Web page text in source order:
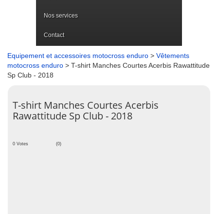
Nos services
Contact
Equipement et accessoires motocross enduro > Vêtements
motocross enduro > T-shirt Manches Courtes Acerbis Rawattitude
Sp Club - 2018
T-shirt Manches Courtes Acerbis
Rawattitude Sp Club - 2018
0 Votes (0)